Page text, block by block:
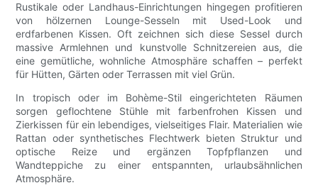
Rustikale oder Landhaus-Einrichtungen hingegen profitieren
von hölzernen Lounge-Sesseln mit Used-Look und
erdfarbenen Kissen. Oft zeichnen sich diese Sessel durch
massive Armlehnen und kunstvolle Schnitzereien aus, die
eine gemütliche, wohnliche Atmosphäre schaffen – perfekt
für Hütten, Gärten oder Terrassen mit viel Grün.
In tropisch oder im Bohème-Stil eingerichteten Räumen
sorgen geflochtene Stühle mit farbenfrohen Kissen und
Zierkissen für ein lebendiges, vielseitiges Flair. Materialien wie
Rattan oder synthetisches Flechtwerk bieten Struktur und
optische Reize und ergänzen Topfpflanzen und
Wandteppiche zu einer entspannten, urlaubsähnlichen
Atmosphäre.